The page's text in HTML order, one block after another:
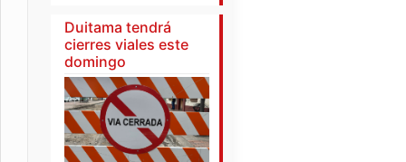
Duitama tendrá
cierres viales este
domingo